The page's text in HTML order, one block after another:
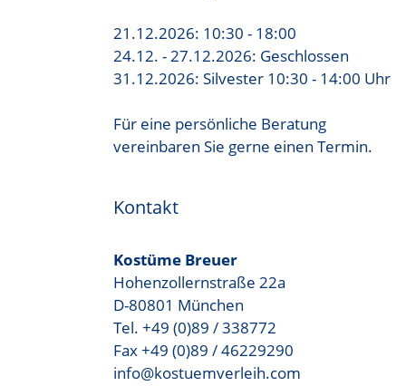
21.12.2026: 10:30 - 18:00
24.12. - 27.12.2026: Geschlossen
31.12.2026: Silvester 10:30 - 14:00 Uhr
Für eine persönliche Beratung
vereinbaren Sie gerne einen Termin.
Kontakt
Kostüme Breuer
Hohenzollernstraße 22a
D-80801 München
Tel. +49 (0)89 / 338772
Fax +49 (0)89 / 46229290
info@kostuemverleih.com